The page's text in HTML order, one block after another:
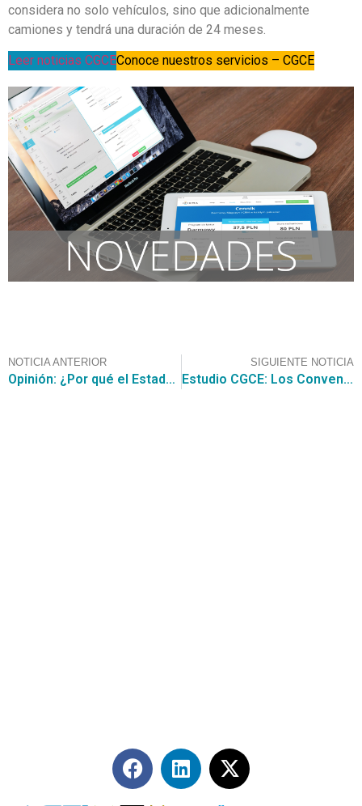
considera no solo vehículos, sino que adicionalmente
camiones y tendrá una duración de 24 meses.
Leer noticias CGCEConoce nuestros servicios – CGCE
NOTICIA ANTERIOR
Opinión: ¿Por qué el Estado de Chile al comprar tecnología utiliza otros procedimientos más que los Convenios Marco?
SIGUIENTE NOTICIA
Estudio CGCE: Los Convenios Marco de Tecnología han transado 9.111.855 USD